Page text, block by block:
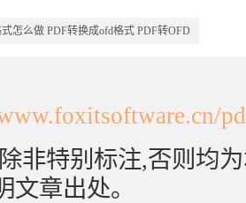
怎么做 PDF转换成ofd格式 PDF转OFD
非特别标注,否则均
文章出处。